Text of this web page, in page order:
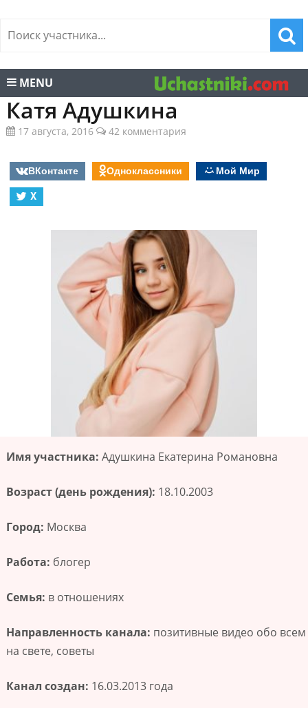
MENU
Катя Адушкина
17 августа, 2016 42 комментария
ВКонтакте Одноклассники
Мой Мир
X
Имя участника: Адушкина Екатерина Романовна
Возраст (день рождения): 18.10.2003
Город: Москва
Работа: блогер
Семья: в отношениях
Направленность канала: позитивные видео обо всем
на свете, советы
Канал создан: 16.03.2013 года